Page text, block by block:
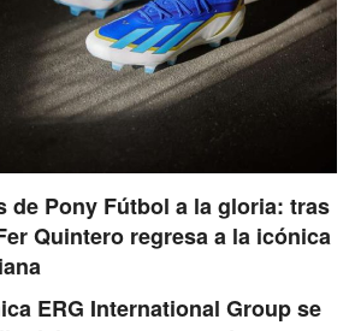
de Pony Fútbol a la gloria: tras
Quintero regresa a la icónica
ERG International Group se